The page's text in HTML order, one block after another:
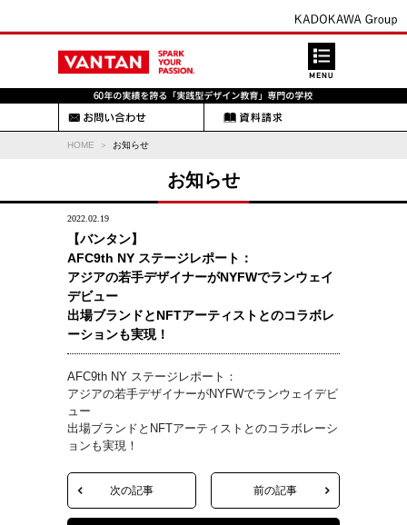
HOME お知らせ
お知らせ
2022.02.19
【バンタン】
AFC9th NY ステージレポート：
アジアの若手デザイナーがNYFWでランウェイ
デビュー
出場ブランドとNFTアーティストとのコラボレ
ーションも実現！
AFC9th NY ステージレポート：
アジアの若手デザイナーがNYFWでランウェイデビ
ュー
出場ブランドとNFTアーティストとのコラボレーシ
ョンも実現！
次の記事 前の記事